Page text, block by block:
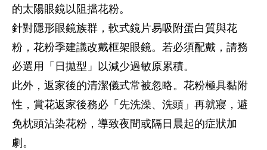
的太陽眼鏡以阻擋花粉。
針對隱形眼鏡族群，軟式鏡片易吸附蛋白質與花
粉，花粉季建議改戴框架眼鏡。若必須配戴，請務
必選用「日拋型」以減少過敏原累積。
此外，返家後的清潔儀式常被忽略。花粉極具黏附
性，賞花返家後務必「先洗澡、洗頭」再就寢，避
免枕頭沾染花粉，導致夜間或隔日晨起的症狀加
劇。